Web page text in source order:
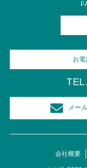
お
メー
会社概要